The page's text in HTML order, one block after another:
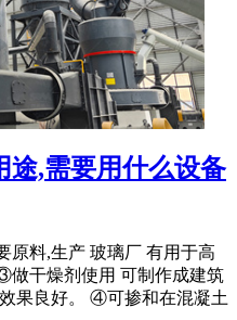
途,需要用什么设备
原料,生产 玻璃厂 有用于高
做干燥剂使用 可制作成建筑
果良好。 ④可掺和在混凝土